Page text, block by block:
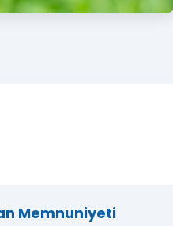
Memnuniyeti